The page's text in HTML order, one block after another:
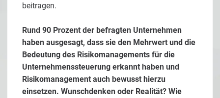
beitragen.
Rund 90 Prozent der befragten Unternehmen
haben ausgesagt, dass sie den Mehrwert und die
Bedeutung des Risikomanagements für die
Unternehmenssteuerung erkannt haben und
Risikomanagement auch bewusst hierzu
einsetzen. Wunschdenken oder Realität? Wie